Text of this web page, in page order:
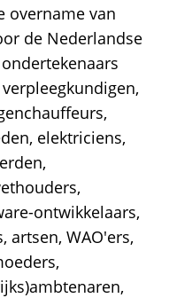
overname van
de Nederlandse
elektriciens,
ontwikkelaars,
artsen, WAO'ers,